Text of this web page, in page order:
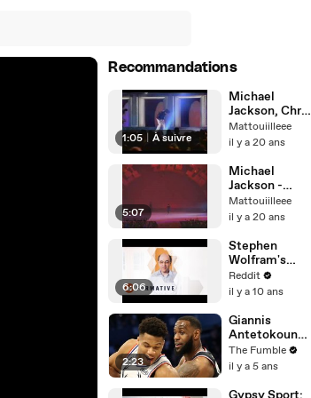
Recommandations
1:05 À suivre
Michael
Jackson, Chris
Tucker &
Usher
Mattouiilleee
il y a 20 ans
5:07
Michael
Jackson -
Dangerous
Live
Mattouiilleee
il y a 20 ans
6:06
Stephen
Wolfram's
Formative
Moment
Reddit
il y a 10 ans
2:23
Giannis
Antetokounm
po Says That
He's Not The
The World,
The Fumble
il y a 5 ans